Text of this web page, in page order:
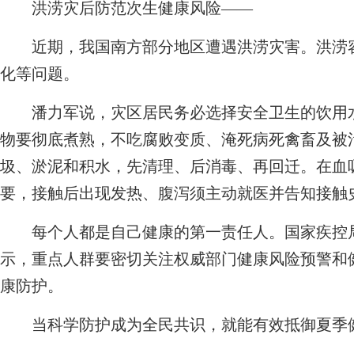
洪涝灾后防范次生健康风险——
近期，我国南方部分地区遭遇洪涝灾害。洪涝
化等问题。
潘力军说，灾区居民务必选择安全卫生的饮用
物要彻底煮熟，不吃腐败变质、淹死病死禽畜及
圾、淤泥和积水，先清理、后消毒、再回迁。在
要，接触后出现发热、腹泻须主动就医并告知接触
每个人都是自己健康的第一责任人。国家疾控
示，重点人群要密切关注权威部门健康风险预警
康防护。
当科学防护成为全民共识，就能有效抵御夏季